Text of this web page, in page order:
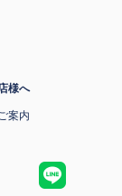
様へ
案内